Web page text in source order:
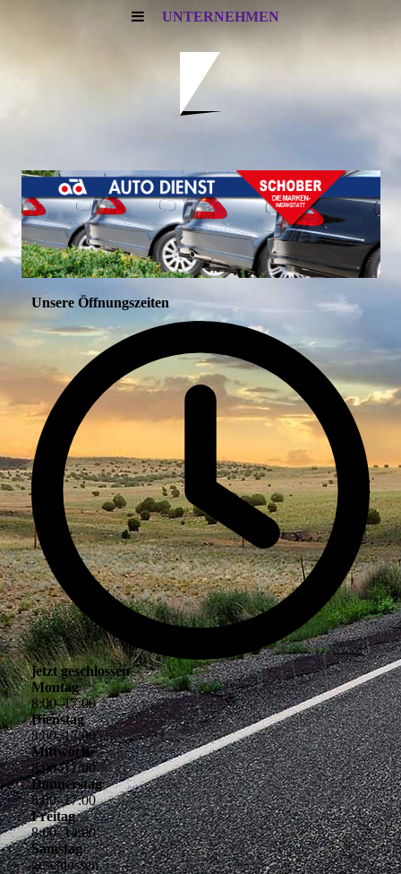
UNTERNEHMEN
Unsere Öffnungszeiten
jetzt geschlossen
Montag
8:00–17:00
Dienstag
8:00–17:00
Mittwoch
8:00–17:00
Donnerstag
8:00–17:00
Freitag
8:00–14:00
Samstag
geschlossen